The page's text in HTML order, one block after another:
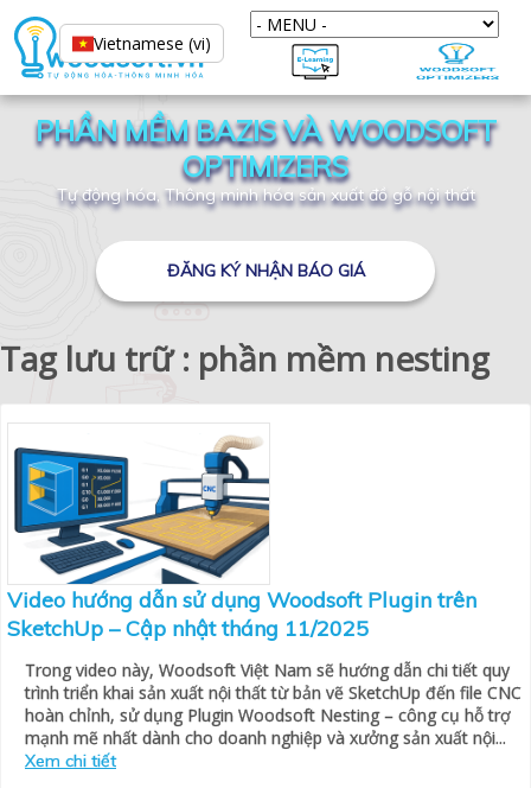
PHẦN MỀM BAZIS VÀ WOODSOFT
OPTIMIZERS
Tự động hóa, Thông minh hóa sản xuất đồ gỗ nội thất
ĐĂNG KÝ NHẬN BÁO GIÁ
Tag lưu trữ : phần mềm nesting
Video hướng dẫn sử dụng Woodsoft Plugin trên
SketchUp – Cập nhật tháng 11/2025
Trong video này, Woodsoft Việt Nam sẽ hướng dẫn chi tiết quy
trình triển khai sản xuất nội thất từ bản vẽ SketchUp đến file CNC
hoàn chỉnh, sử dụng Plugin Woodsoft Nesting – công cụ hỗ trợ
mạnh mẽ nhất dành cho doanh nghiệp và xưởng sản xuất nội...
Xem chi tiết
Vietnamese (vi)